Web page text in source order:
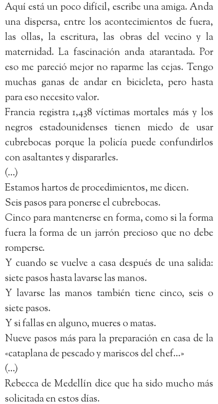
Aquí está un poco difícil, escribe una amiga. Anda
una dispersa, entre los acontecimientos de fuera,
las ollas, la escritura, las obras del vecino y la
maternidad. La fascinación anda atarantada. Por
eso me pareció mejor no raparme las cejas. Tengo
muchas ganas de andar en bicicleta, pero hasta
para eso necesito valor.
Francia registra 1,438 víctimas mortales más y los
negros estadounidenses tienen miedo de usar
cubrebocas porque la policía puede confundirlos
con asaltantes y dispararles.
(…)
Estamos hartos de procedimientos, me dicen.
Seis pasos para ponerse el cubrebocas.
Cinco para mantenerse en forma, como si la forma
fuera la forma de un jarrón precioso que no debe
romperse.
Y cuando se vuelve a casa después de una salida:
siete pasos hasta lavarse las manos.
Y lavarse las manos también tiene cinco, seis o
siete pasos.
Y si fallas en alguno, mueres o matas.
Nueve pasos más para la preparación en casa de la
«cataplana de pescado y mariscos del chef…»
(…)
Rebecca de Medellín dice que ha sido mucho más
solicitada en estos días.